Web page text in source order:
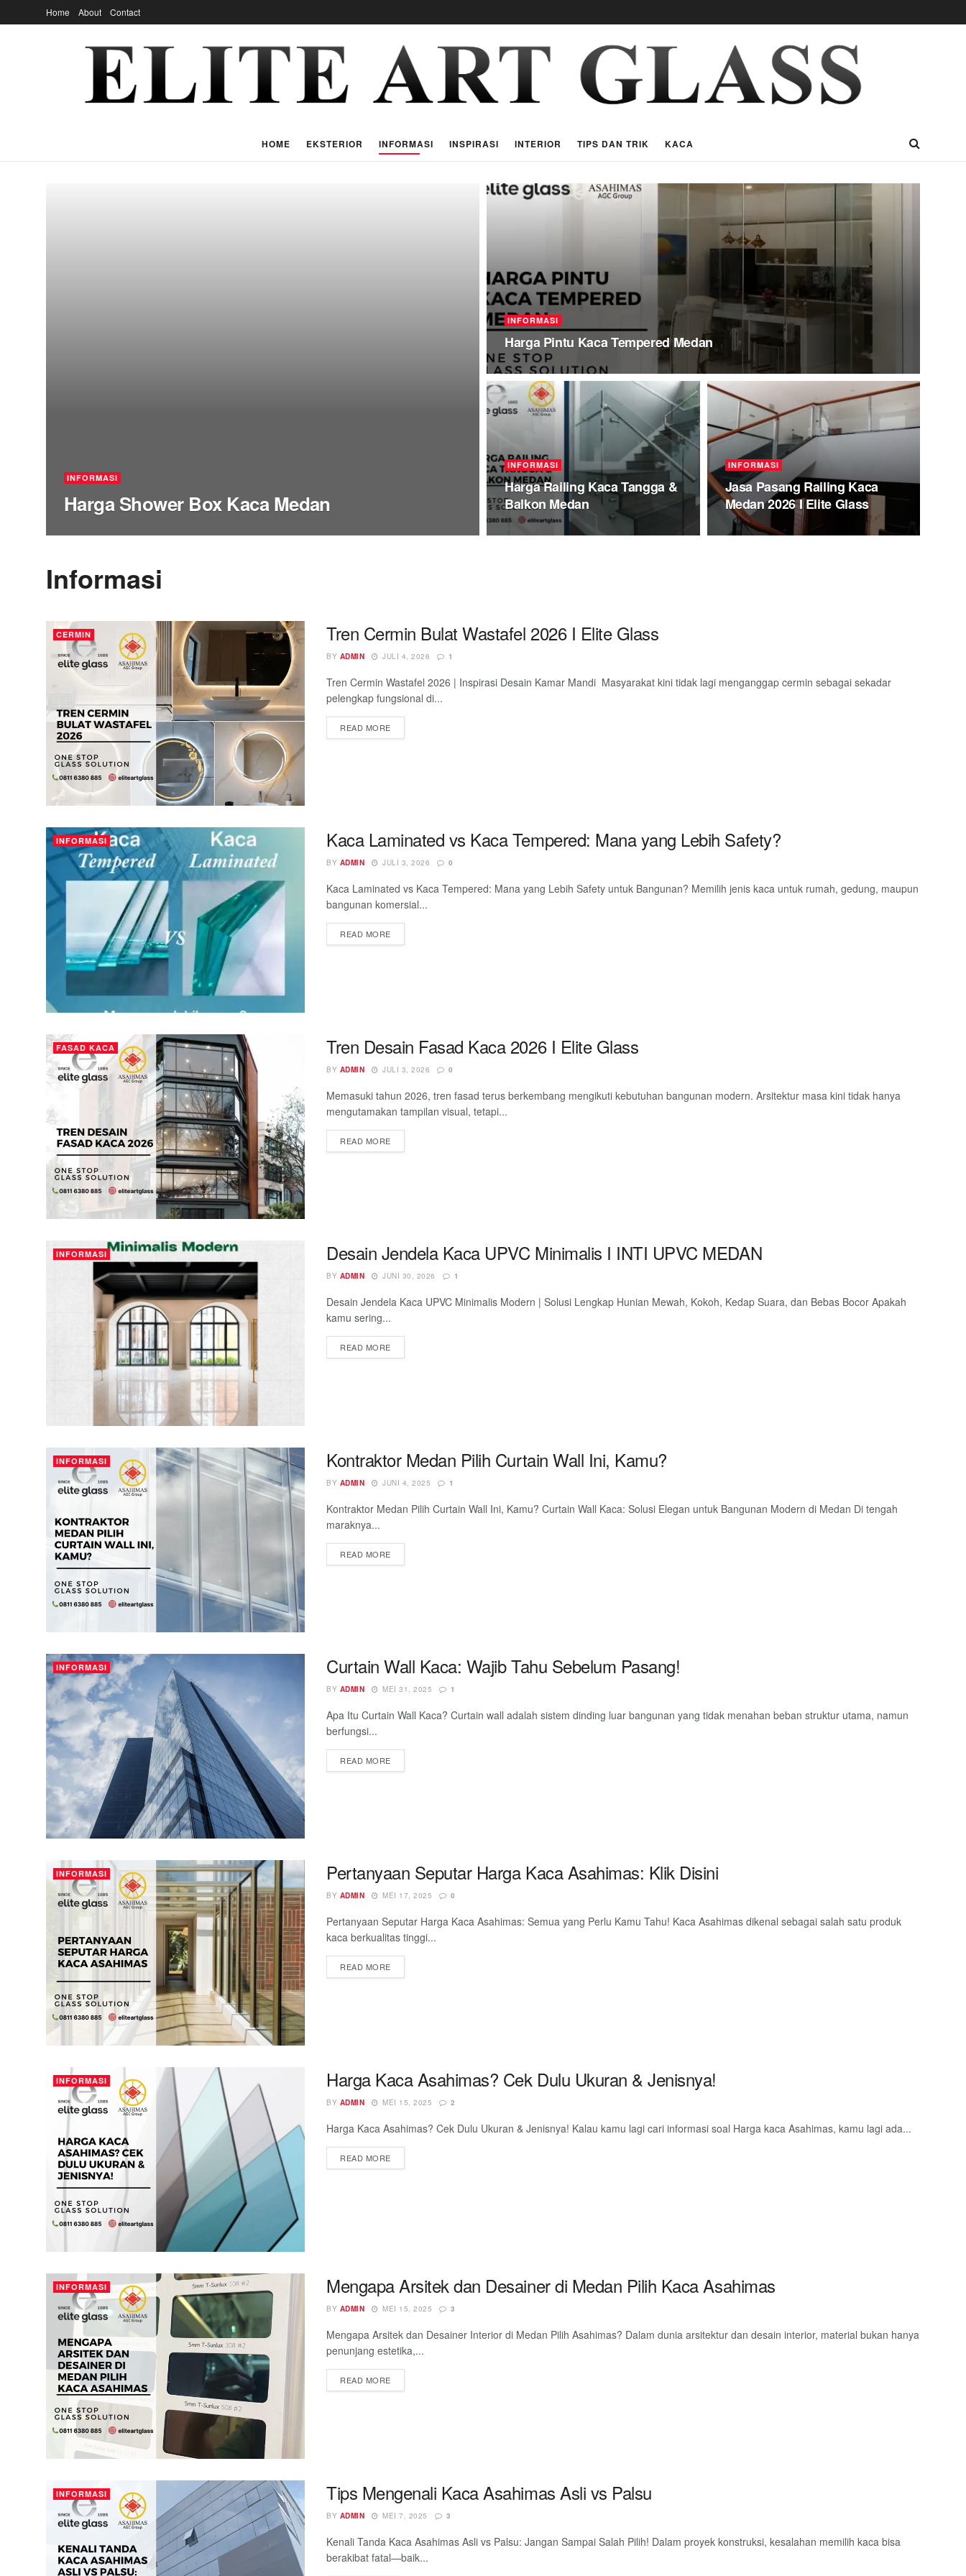
Home About Contact
HOME EKSTERIOR INFORMASI INSPIRASI INTERIOR TIPS DAN TRIK KACA
INFORMASI
Harga Shower Box Kaca Medan
INFORMASI
Harga Pintu Kaca Tempered Medan
INFORMASI
Harga Railing Kaca Tangga &
Balkon Medan
INFORMASI
Jasa Pasang Railing Kaca
Medan 2026 I Elite Glass
Informasi
CERMIN Tren Cermin Bulat Wastafel 2026 I Elite Glass
BY ADMIN JULI 4, 2026 1
Tren Cermin Wastafel 2026 | Inspirasi Desain Kamar Mandi Masyarakat kini tidak lagi menganggap cermin sebagai sekadar
pelengkap fungsional di...
READ MORE
INFORMASI Kaca Laminated vs Kaca Tempered: Mana yang Lebih Safety?
BY ADMIN JULI 3, 2026 0
Kaca Laminated vs Kaca Tempered: Mana yang Lebih Safety untuk Bangunan? Memilih jenis kaca untuk rumah, gedung, maupun
bangunan komersial...
READ MORE
FASAD KACA Tren Desain Fasad Kaca 2026 I Elite Glass
BY ADMIN JULI 3, 2026 0
Memasuki tahun 2026, tren fasad terus berkembang mengikuti kebutuhan bangunan modern. Arsitektur masa kini tidak hanya
mengutamakan tampilan visual, tetapi...
READ MORE
INFORMASI Desain Jendela Kaca UPVC Minimalis I INTI UPVC MEDAN
BY ADMIN JUNI 30, 2026 1
Desain Jendela Kaca UPVC Minimalis Modern | Solusi Lengkap Hunian Mewah, Kokoh, Kedap Suara, dan Bebas Bocor Apakah
kamu sering...
READ MORE
INFORMASI Kontraktor Medan Pilih Curtain Wall Ini, Kamu?
BY ADMIN JUNI 4, 2025 1
Kontraktor Medan Pilih Curtain Wall Ini, Kamu? Curtain Wall Kaca: Solusi Elegan untuk Bangunan Modern di Medan Di tengah
maraknya...
READ MORE
INFORMASI Curtain Wall Kaca: Wajib Tahu Sebelum Pasang!
BY ADMIN MEI 31, 2025 1
Apa Itu Curtain Wall Kaca? Curtain wall adalah sistem dinding luar bangunan yang tidak menahan beban struktur utama, namun
berfungsi...
READ MORE
INFORMASI Pertanyaan Seputar Harga Kaca Asahimas: Klik Disini
BY ADMIN MEI 17, 2025 0
Pertanyaan Seputar Harga Kaca Asahimas: Semua yang Perlu Kamu Tahu! Kaca Asahimas dikenal sebagai salah satu produk
kaca berkualitas tinggi...
READ MORE
INFORMASI Harga Kaca Asahimas? Cek Dulu Ukuran & Jenisnya!
BY ADMIN MEI 15, 2025 2
Harga Kaca Asahimas? Cek Dulu Ukuran & Jenisnya! Kalau kamu lagi cari informasi soal Harga kaca Asahimas, kamu lagi ada...
READ MORE
INFORMASI Mengapa Arsitek dan Desainer di Medan Pilih Kaca Asahimas
BY ADMIN MEI 15, 2025 3
Mengapa Arsitek dan Desainer Interior di Medan Pilih Asahimas? Dalam dunia arsitektur dan desain interior, material bukan hanya
penunjang estetika,...
READ MORE
INFORMASI Tips Mengenali Kaca Asahimas Asli vs Palsu
BY ADMIN MEI 7, 2025 3
Kenali Tanda Kaca Asahimas Asli vs Palsu: Jangan Sampai Salah Pilih! Dalam proyek konstruksi, kesalahan memilih kaca bisa
berakibat fatal—baik...